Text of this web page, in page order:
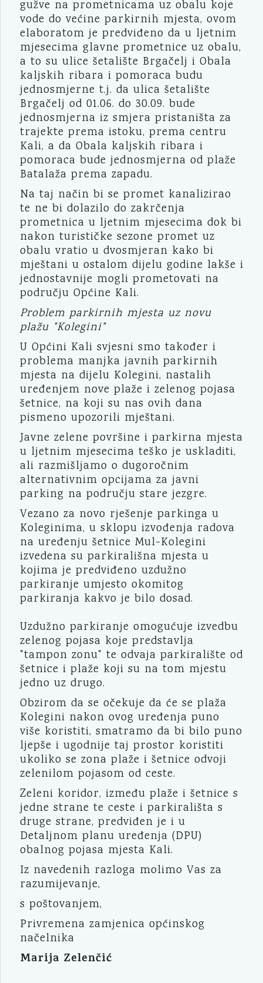
gužve na prometnicama uz obalu koje
vode do većine parkirnih mjesta, ovom
elaboratom je predviđeno da u ljetnim
mjesecima glavne prometnice uz obalu,
a to su ulice šetalište Brgačelj i Obala
kaljskih ribara i pomoraca budu
jednosmjerne t.j. da ulica šetalište
Brgačelj od 01.06. do 30.09. bude
jednosmjerna iz smjera pristaništa za
trajekte prema istoku, prema centru
Kali, a da Obala kaljskih ribara i
pomoraca bude jednosmjerna od plaže
Batalaža prema zapadu.
Na taj način bi se promet kanalizirao
te ne bi dolazilo do zakrčenja
prometnica u ljetnim mjesecima dok bi
nakon turističke sezone promet uz
obalu vratio u dvosmjeran kako bi
mještani u ostalom dijelu godine lakše i
jednostavnije mogli prometovati na
području Općine Kali.
Problem parkirnih mjesta uz novu
plažu "Kolegini"
U Općini Kali svjesni smo također i
problema manjka javnih parkirnih
mjesta na dijelu Kolegini, nastalih
uređenjem nove plaže i zelenog pojasa
šetnice, na koji su nas ovih dana
pismeno upozorili mještani.
Javne zelene površine i parkirna mjesta
u ljetnim mjesecima teško je uskladiti,
ali razmišljamo o dugoročnim
alternativnim opcijama za javni
parking na području stare jezgre.
Vezano za novo rješenje parkinga u
Koleginima, u sklopu izvođenja radova
na uređenju šetnice Mul-Kolegini
izvedena su parkirališna mjesta u
kojima je predviđeno uzdužno
parkiranje umjesto okomitog
parkiranja kakvo je bilo dosad.
Uzdužno parkiranje omogućuje izvedbu
zelenog pojasa koje predstavlja
"tampon zonu" te odvaja parkiralište od
šetnice i plaže koji su na tom mjestu
jedno uz drugo.
Obzirom da se očekuje da će se plaža
Kolegini nakon ovog uređenja puno
više koristiti, smatramo da bi bilo puno
ljepše i ugodnije taj prostor koristiti
ukoliko se zona plaže i šetnice odvoji
zelenilom pojasom od ceste.
Zeleni koridor, između plaže i šetnice s
jedne strane te ceste i parkirališta s
druge strane, predviđen je i u
Detaljnom planu uređenja (DPU)
obalnog pojasa mjesta Kali.
Iz navedenih razloga molimo Vas za
razumijevanje,
s poštovanjem,
Privremena zamjenica općinskog
načelnika
Marija Zelenčić